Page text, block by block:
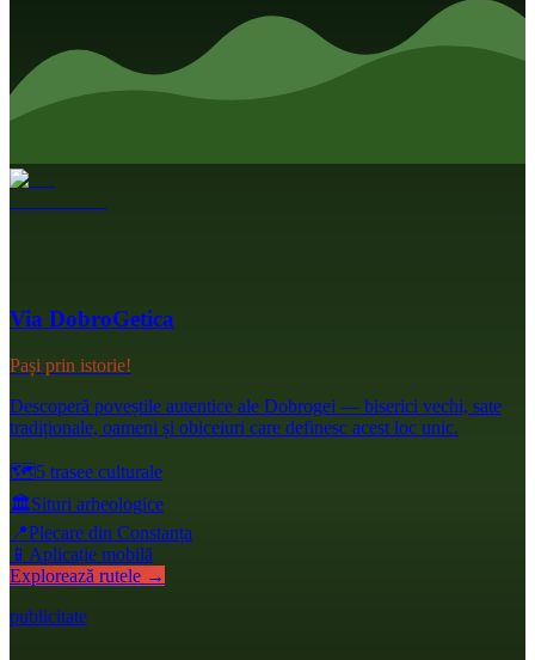
Via DobroGetica
Pași prin istorie!
Descoperă poveștile autentice ale Dobrogei — biserici vechi, sate
tradiționale, oameni și obiceiuri care definesc acest loc unic.
🗺️5 trasee culturale
🏛️Situri arheologice
📍Plecare din Constanța
📱 Aplicație mobilă
Explorează rutele →
publicitate